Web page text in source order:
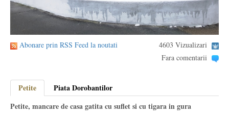
Abonare prin RSS Feed la noutati
4603 Vizualizari
Fara comentarii
Petite
Piata Dorobantilor
Petite, mancare de casa gatita cu suflet si cu tigara in gura